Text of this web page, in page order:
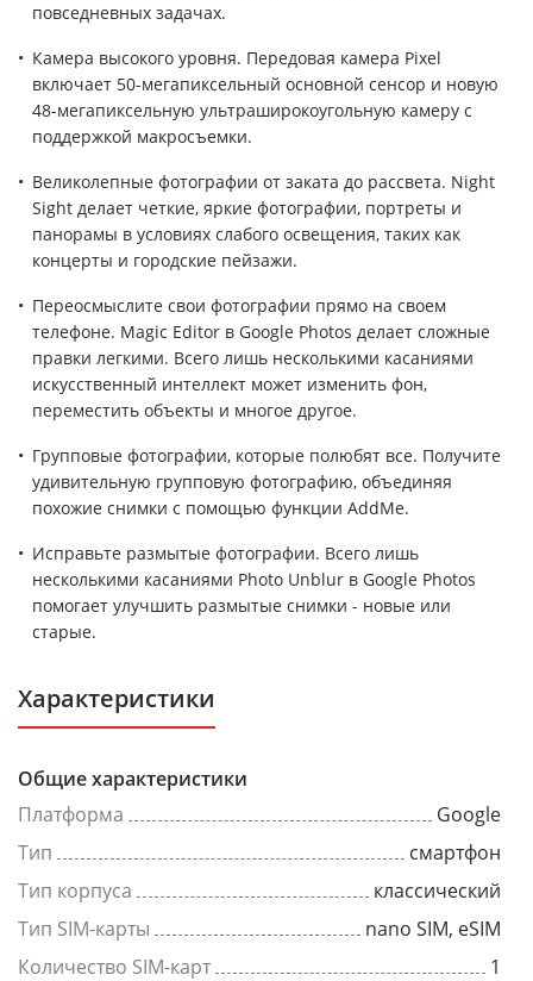
повседневных задачах.
Камера высокого уровня. Передовая камера Pixel
включает 50-мегапиксельный основной сенсор и новую
48-мегапиксельную ультраширокоугольную камеру с
поддержкой макросъемки.
Великолепные фотографии от заката до рассвета. Night
Sight делает четкие, яркие фотографии, портреты и
панорамы в условиях слабого освещения, таких как
концерты и городские пейзажи.
Переосмыслите свои фотографии прямо на своем
телефоне. Magic Editor в Google Photos делает сложные
правки легкими. Всего лишь несколькими касаниями
искусственный интеллект может изменить фон,
переместить объекты и многое другое.
Групповые фотографии, которые полюбят все. Получите
удивительную групповую фотографию, объединяя
похожие снимки с помощью функции AddMe.
Исправьте размытые фотографии. Всего лишь
несколькими касаниями Photo Unblur в Google Photos
помогает улучшить размытые снимки - новые или
старые.
Характеристики
Общие характеристики
Платформа
Google
Тип
смартфон
Тип корпуса
классический
Тип SIM-карты
nano SIM, eSIM
Количество SIM-карт
1